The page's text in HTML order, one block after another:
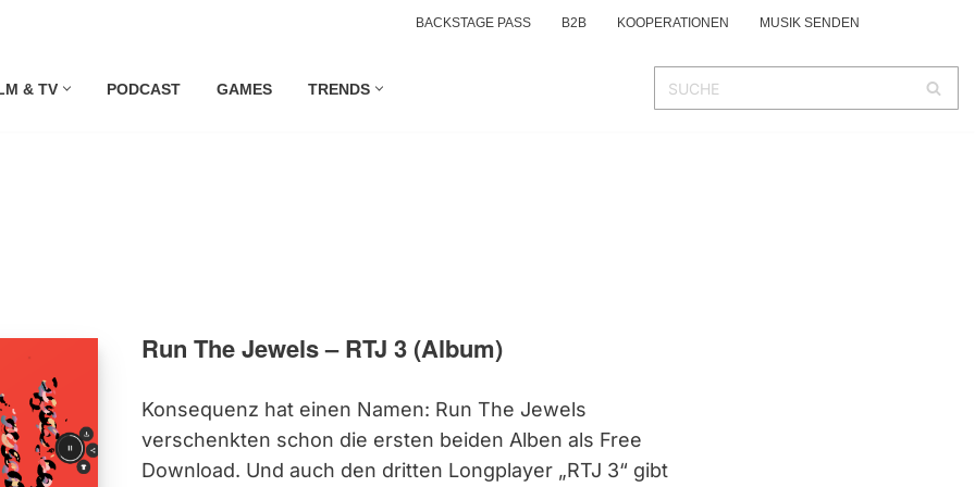
BACKSTAGE PASS B2B KOOPERATIONEN MUSIK SENDEN
& TV PODCAST GAMES TRENDS
Run The Jewels – RTJ 3 (Album)
Konsequenz hat einen Namen: Run The Jewels
verschenkten schon die ersten beiden Alben als Free
Download. Und auch den dritten Longplayer „RTJ 3“ gibt